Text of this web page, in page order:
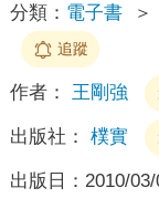
分類： 電子書 ＞
追蹤
作者： 王剛強
出版社： 樸實
出版日： 2010/